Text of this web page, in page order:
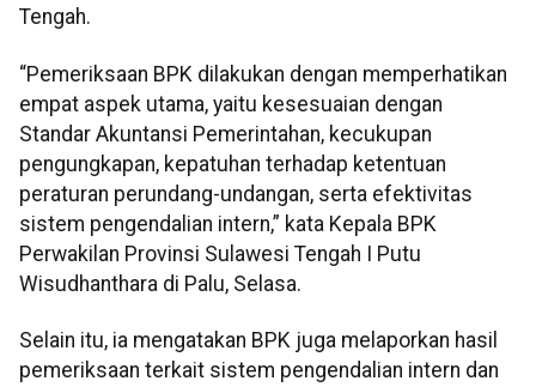
Tengah.
“Pemeriksaan BPK dilakukan dengan memperhatikan
empat aspek utama, yaitu kesesuaian dengan
Standar Akuntansi Pemerintahan, kecukupan
pengungkapan, kepatuhan terhadap ketentuan
peraturan perundang-undangan, serta efektivitas
sistem pengendalian intern,” kata Kepala BPK
Perwakilan Provinsi Sulawesi Tengah I Putu
Wisudhanthara di Palu, Selasa.
Selain itu, ia mengatakan BPK juga melaporkan hasil
pemeriksaan terkait sistem pengendalian intern dan